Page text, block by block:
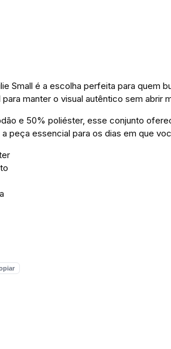
Small é a escolha perfeita para
manter o visual autêntico sem abrir
e 50% poliéster, esse conjunto
peça essencial para os dias em que